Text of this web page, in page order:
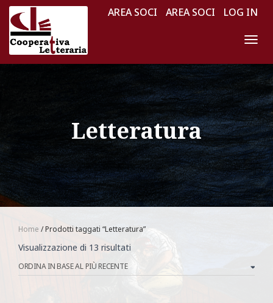
AREA SOCI AREA SOCI LOG IN
Letteratura
Home / Prodotti taggati “Letteratura”
Visualizzazione di 13 risultati
base